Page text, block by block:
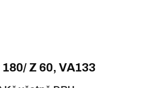
Z 60, VA133